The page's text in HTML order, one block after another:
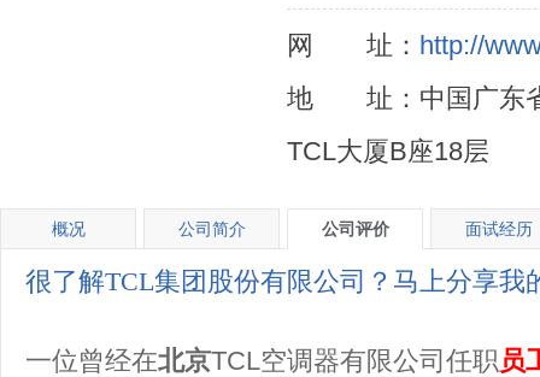
网 址： http://
地 址：中国广东省
TCL大厦B座18层
概况 公司简介 公司评价 面试经历
很了解TCL集团股份有限公司？马上分享我
一位曾经在北京TCL空调器有限公司任职 员